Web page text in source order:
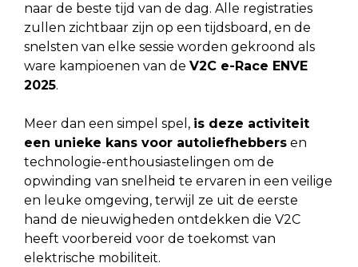
naar de beste tijd van de dag. Alle registraties
zullen zichtbaar zijn op een tijdsboard, en de
snelsten van elke sessie worden gekroond als
ware kampioenen van de V2C e-Race ENVE
2025.
Meer dan een simpel spel, is deze activiteit
een unieke kans voor autoliefhebbers en
technologie-enthousiastelingen om de
opwinding van snelheid te ervaren in een veilige
en leuke omgeving, terwijl ze uit de eerste
hand de nieuwigheden ontdekken die V2C
heeft voorbereid voor de toekomst van
elektrische mobiliteit.